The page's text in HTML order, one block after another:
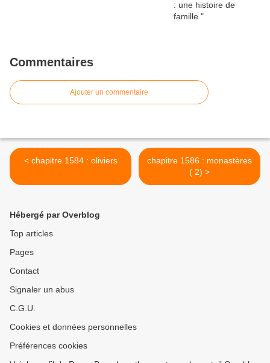
Commentaires
Ajouter un commentaire
< chapitre 1584 : oliviers
chapitre 1586 : monastères
( 2) >
Hébergé par Overblog
Top articles
Pages
Contact
Signaler un abus
C.G.U.
Cookies et données personnelles
Préférences cookies